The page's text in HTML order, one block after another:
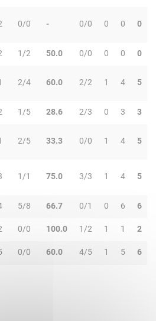
0/0 - 0/0 0 0 0
1/2 50.0 0/0 0 0 0
2/4 60.0 2/2 1 4 5
1/5 28.6 2/3 0 3 3
2/5 33.3 0/0 1 4 5
1/1 75.0 3/3 1 4 5
5/8 66.7 0/1 0 6 6
0/0 100.0 1/2 1 1 2
0/0 60.0 4/5 1 5 6